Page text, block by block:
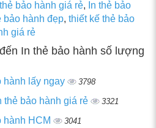
thẻ bảo hành giá rẻ, In thẻ bảo
bảo hành đẹp, thiết kế thẻ bảo
giá rẻ
In thẻ bảo hành số lượng
hành lấy ngay 3798
thẻ bảo hành giá rẻ 3321
hành HCM 3041